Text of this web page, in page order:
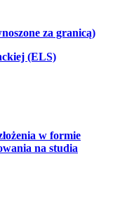
za granicą)
(ELS)
w formie
na studia